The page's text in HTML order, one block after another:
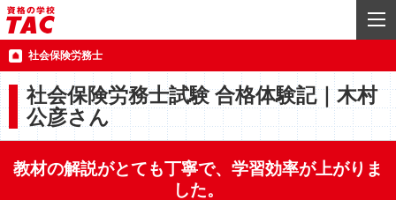
社会保険労務士
社会保険労務士試験 合格体験記｜木村
公彦さん
教材の解説がとても丁寧で、学習効率が上がりま
した。